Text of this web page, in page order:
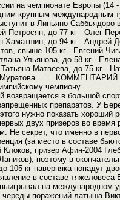
на чемпионате Европы (14 -
крупным международным
в Линьяно Саббьядоро
Петросян, до 77 кг - Олег
Хаматшин, до 94 кг - Андрей
свыше 105 кг - Евгений
Ульянова, до 58 кг -
Матвеева, до 75 кг -
Муратова.
чемпиону
в большой
препаратов. У
нужно показать хороший
двух призеров во время
Не секрет, что именно в
(за место в составе
призер Афин-2004
поэтому в
105 кг наверняка попадут
в составе тяжеловеса
на международном
череды поражений латыша